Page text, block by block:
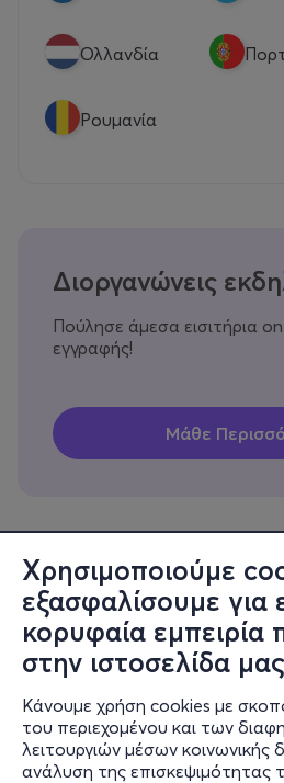
Χρησιμοποιούμε
εξασφαλίσουμε για
κορυφαία εμπειρία
στην ιστοσελίδα
Κάνουμε χρήση cookies με
του περιεχομένου και των
λειτουργιών μέσων κοινωνικής
ανάλυση της επισκεψιμότητας
Ολλανδία
Ρουμανία
Διοργανώνεις
Πούλησε άμεσα εισιτήρια
εγγραφής!
Πληροφορίες
Υποστήριξη
Stay Connected